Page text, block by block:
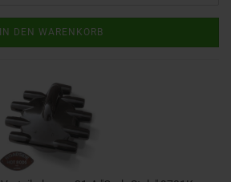
IN DEN WARENKORB